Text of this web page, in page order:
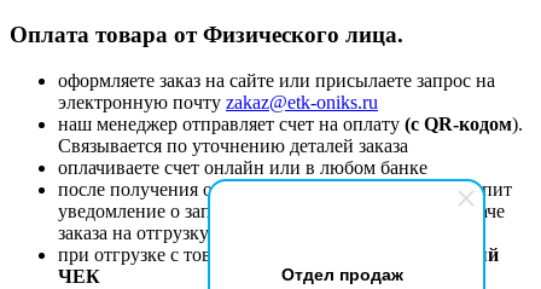
Отдел продаж
Оплата товара от Физического лица.
оформляете заказ на сайте или присылаете запрос на
электронную почту zakaz@etk-oniks.ru
наш менеджер отправляет счет на оплату (с QR-кодом).
Связывается по уточнению деталей заказа
оплачиваете счет онлайн или в любом банке
после получения оплаты автоматически Вам поступит
уведомление о запуске заказа в работу или о передаче
заказа на отгрузку
при отгрузке с товаром Вам будет передан
кассовый
ЧЕК